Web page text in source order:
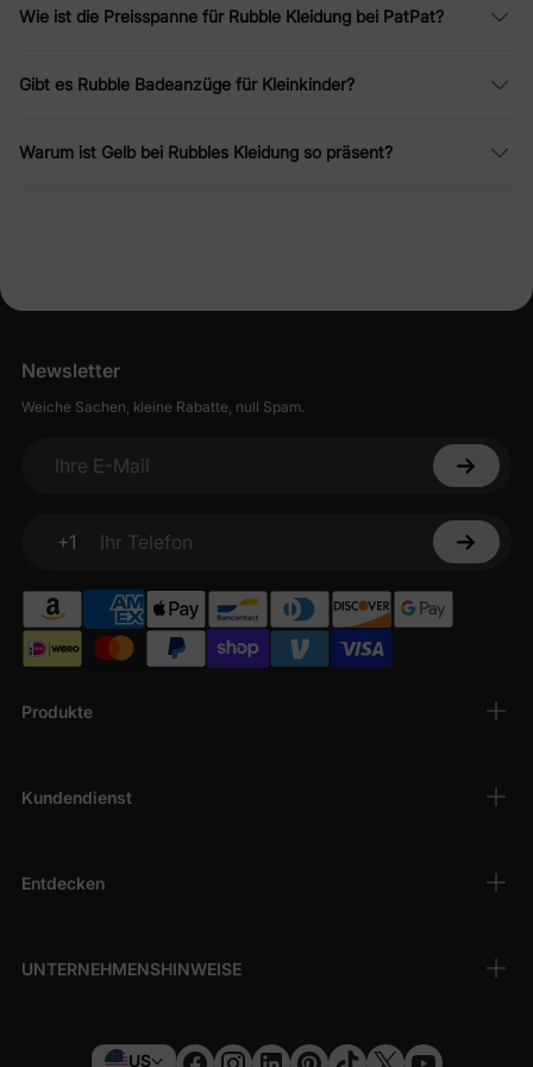
schmutziges Knie ein Dienstag ist und keine Tragödie. Weich,
Wie ist die Preisspanne für Rubble Kleidung bei PatPat?
Gibt es Rubble Badeanzüge für Kleinkinder?
Warum ist Gelb bei Rubbles Kleidung so präsent?
Produkte
Kundendienst
Entdecken
UNTERNEHMENSHINWEISE
Newsletter
Weiche Sachen, kleine Rabatte, null Spam.
Ihre E-Mail
+1
Ihr Telefon
US